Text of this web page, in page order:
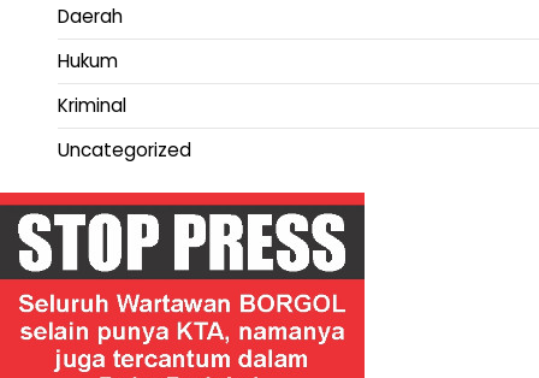
Daerah
Hukum
Kriminal
Uncategorized